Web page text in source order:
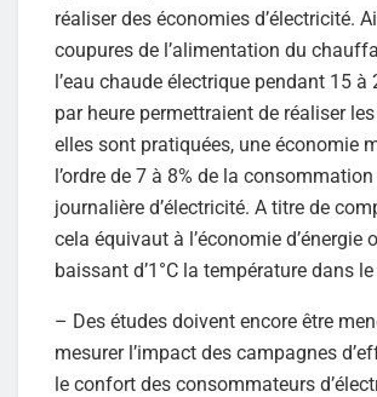
réaliser des économies d’électricité.
coupures de l’alimentation du
l’eau chaude électrique pendant 15 à
par heure permettraient de réaliser
elles sont pratiquées, une économie
l’ordre de 7 à 8% de la
journalière d’électricité. A titre de
cela équivaut à l’économie d’énergie
baissant d’1°C la température dans
– Des études doivent encore être
mesurer l’impact des campagnes
le confort des consommateurs